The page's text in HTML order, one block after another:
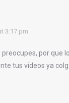
3:17 pm
preocupes, por
tus videos ya